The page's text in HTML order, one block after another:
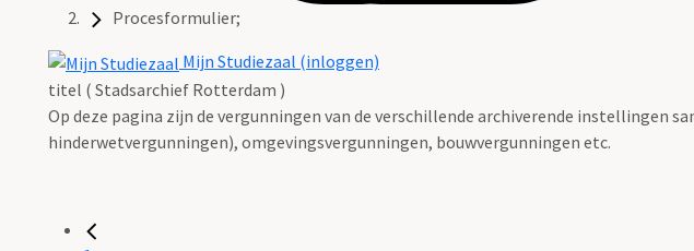
Procesformulier;
Mijn Studiezaal (inloggen)
titel ( Stadsarchief Rotterdam )
Op deze pagina zijn de vergunningen van de verschillende archiverende instellingen
hinderwetvergunningen), omgevingsvergunningen, bouwvergunningen etc.